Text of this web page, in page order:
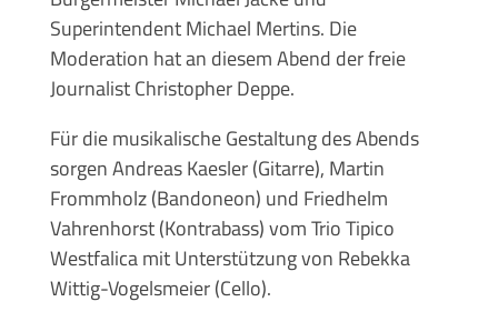
Superintendent Michael Mertins. Die
Moderation hat an diesem Abend der freie
Journalist Christopher Deppe.
Für die musikalische Gestaltung des Abends
sorgen Andreas Kaesler (Gitarre), Martin
Frommholz (Bandoneon) und Friedhelm
Vahrenhorst (Kontrabass) vom Trio Tipico
Westfalica mit Unterstützung von Rebekka
Wittig-Vogelsmeier (Cello).